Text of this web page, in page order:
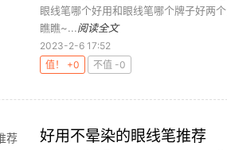
眼线笔哪个好用和眼线笔哪个牌子好两
瞧瞧~...阅读全文
2023-2-6 17:52
值！ +0
不值 -0
好用不晕染的眼线笔推荐